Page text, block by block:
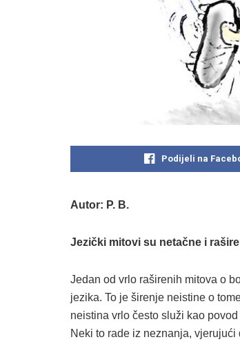
Podijeli na
Autor: P. B.
Jezički mitovi su netačne i
Jedan od vrlo raširenih mitova o
jezika. To je širenje neistine o
neistina vrlo često služi kao povod
Neki to rade iz neznanja,